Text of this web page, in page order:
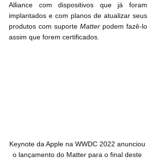
Alliance com dispositivos que já foram
implantados e com planos de atualizar seus
produtos com suporte Matter podem fazê-lo
assim que forem certificados.
Keynote da Apple na WWDC 2022 anunciou
o lançamento do Matter para o final deste